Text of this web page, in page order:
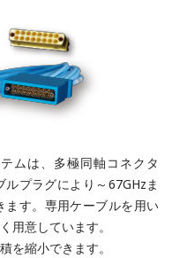
ムは、多極同軸コネクタ
プラグにより～67GHzま
ます。専用ケーブルを用い
用意しています。
を縮小できます。